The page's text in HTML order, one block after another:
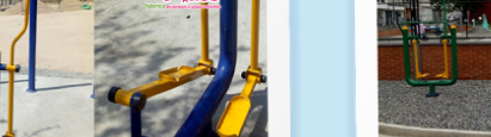
Biosaludables-06
Biosaludables